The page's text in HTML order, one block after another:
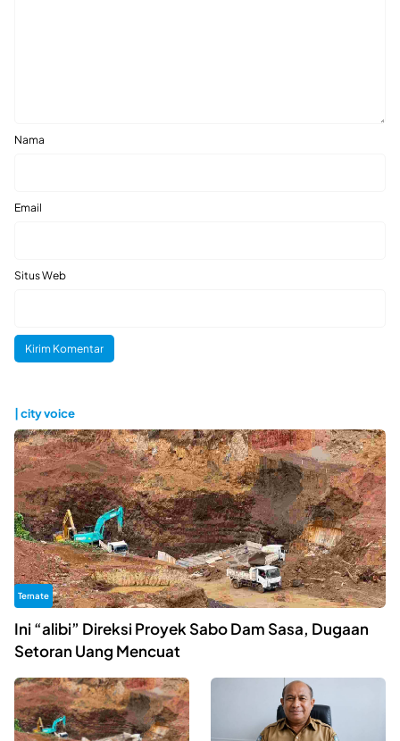
Nama
Email
Situs Web
| city voice
Ternate
Ini “alibi” Direksi Proyek Sabo Dam Sasa, Dugaan
Setoran Uang Mencuat